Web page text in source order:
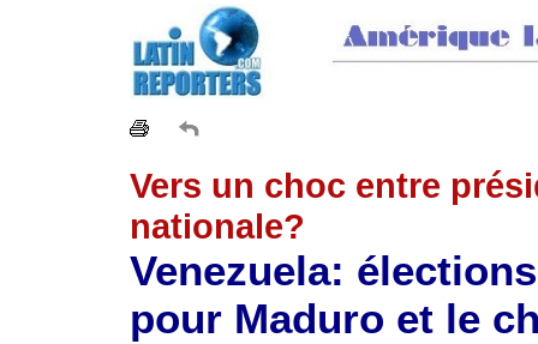
Vers un choc entre
nationale?
Venezuela:
pour Maduro et le